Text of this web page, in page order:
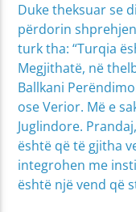
Duke theksuar se
përdorin
turk tha: “Turqia
Megjithatë, në
Ballkani
ose Verior. Më e
Juglindore.
është që të gjitha
integrohen me
është një vend që